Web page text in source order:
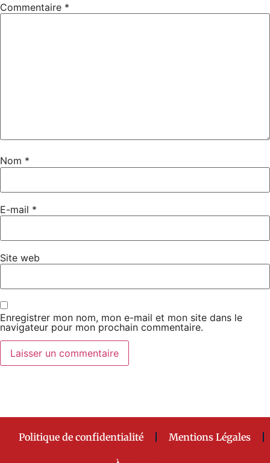
Commentaire *
Nom *
E-mail *
Site web
Enregistrer mon nom, mon e-mail et mon site dans le
navigateur pour mon prochain commentaire.
Politique de confidentialité Mentions Légales